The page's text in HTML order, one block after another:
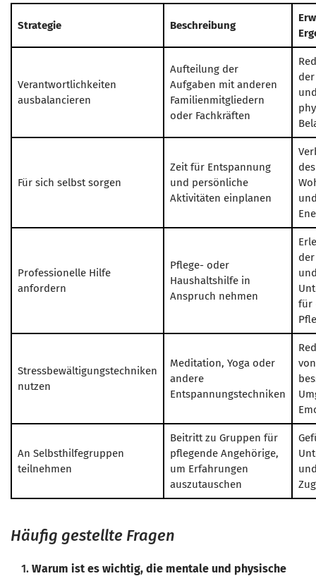
Strategie Beschreibung
Verantwortlichkeiten
ausbalancieren
Aufteilung der
Aufgaben mit anderen
Familienmitgliedern
oder Fachkräften
Für sich selbst sorgen
Zeit für Entspannung
und persönliche
Aktivitäten einplanen
des
Professionelle Hilfe
anfordern
Pflege- oder
Haushaltshilfe in
Anspruch nehmen
für
Stressbewältigungstechniken
nutzen
Meditation, Yoga oder
andere
Entspannungstechniken
An Selbsthilfegruppen
teilnehmen
Beitritt zu Gruppen für
pflegende Angehörige,
um Erfahrungen
auszutauschen
Häufig gestellte Fragen
1. Warum ist es wichtig, die mentale und physische